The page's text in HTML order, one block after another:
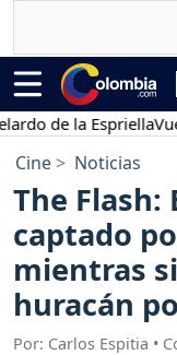
la EspriellaVuelta a
Cine Noticias
The Flash:
captado
mientras
huracán
Por: Carlos Espitia •